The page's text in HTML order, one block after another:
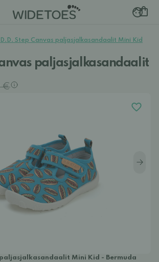
D.D. Step Canvas paljasjalkasandaalit Mini Kid
paljasjalkasandaalit
€
paljasjalkasandaalit Mini Kid - Bermuda